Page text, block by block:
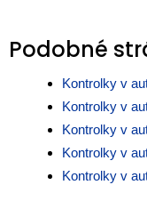
Podobné
Kontrolky v
Kontrolky v
Kontrolky v
Kontrolky v
Kontrolky v